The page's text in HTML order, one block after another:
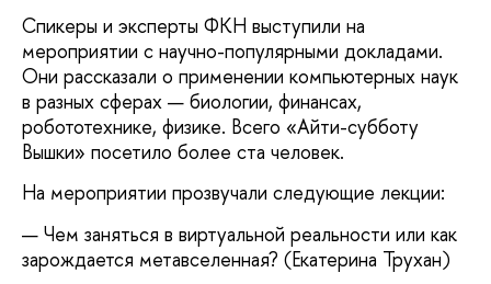
Спикеры и эксперты ФКН выступили на
мероприятии с научно-популярными докладами.
Они рассказали о применении компьютерных наук
в разных сферах — биологии, финансах,
робототехнике, физике. Всего «Айти-субботу
Вышки» посетило более ста человек.
На мероприятии прозвучали следующие лекции:
Чем заняться в виртуальной реальности или как
зарождается метавселенная? (Екатерина Трухан)